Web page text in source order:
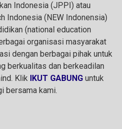
Indonesia (JPPI) atau
Indonesia (NEW Indonensia)
(national education
organisasi masyarakat
dengan berbagai pihak untuk
berkualitas dan berkeadilan
Klik IKUT GABUNG untuk
bersama kami.